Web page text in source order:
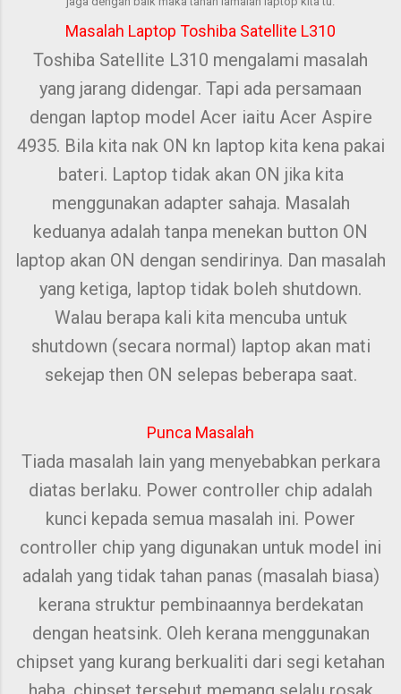
Masalah Laptop Toshiba Satellite L310
Toshiba Satellite L310 mengalami masalah
yang jarang didengar. Tapi ada persamaan
dengan laptop model Acer iaitu Acer Aspire
4935. Bila kita nak ON kn laptop kita kena pakai
bateri. Laptop tidak akan ON jika kita
menggunakan adapter sahaja. Masalah
keduanya adalah tanpa menekan button ON
laptop akan ON dengan sendirinya. Dan masalah
yang ketiga, laptop tidak boleh shutdown.
Walau berapa kali kita mencuba untuk
shutdown (secara normal) laptop akan mati
sekejap then ON selepas beberapa saat.
Punca Masalah
Tiada masalah lain yang menyebabkan perkara
diatas berlaku. Power controller chip adalah
kunci kepada semua masalah ini. Power
controller chip yang digunakan untuk model ini
adalah yang tidak tahan panas (masalah biasa)
kerana struktur pembinaannya berdekatan
dengan heatsink. Oleh kerana menggunakan
chipset yang kurang berkualiti dari segi ketahan